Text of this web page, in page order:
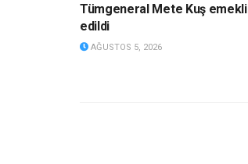
Tümgeneral Mete Kuş emekli
edildi
AĞUSTOS 5, 2026